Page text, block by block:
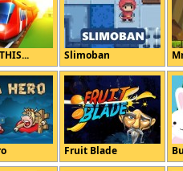
Slimoban
Fruit Blade